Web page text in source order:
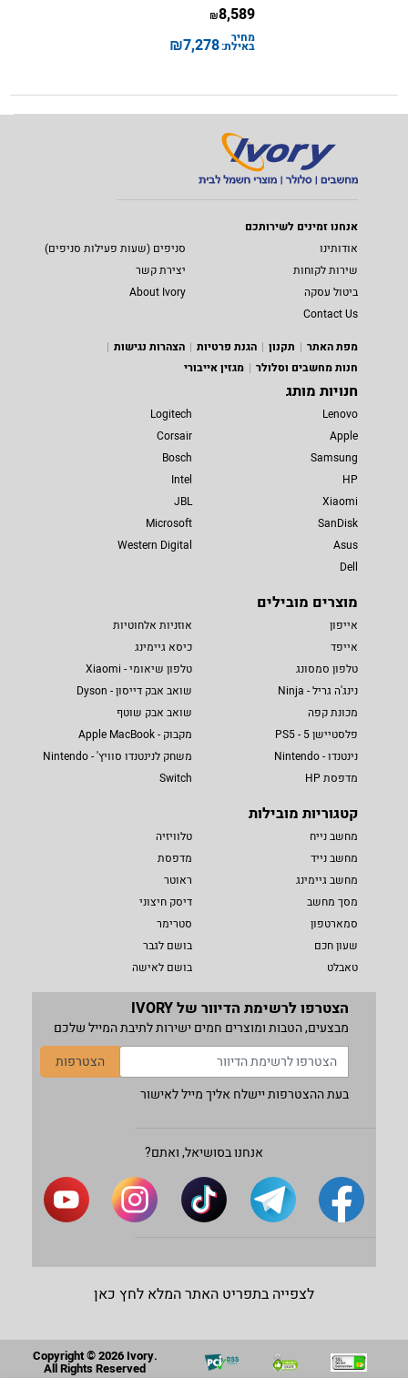
8,589
₪
מחיר
באילת:7,278
₪
אנחנו זמינים לשירותכם
אודותינו
סניפים (שעות פעילות סניפים)
שירות לקוחות
יצירת קשר
ביטול עסקה
About Ivory
Contact Us
מפת האתר
תקנון הגנת פרטיות
הצהרות נגישות
חנות מחשבים וסלולר
מגזין אייבורי
חנויות מותג
Lenovo
Apple
Samsung
HP
Xiaomi
SanDisk
Asus
Dell
Logitech
Corsair
Bosch
Intel
JBL
Microsoft
Western Digital
מוצרים מובילים
אייפון
אייפד
טלפון סמסונג
נינג'ה גריל - Ninja
מכונת קפה
פלסטיישן 5 - PS5
נינטנדו - Nintendo
מדפסת HP
אוזניות אלחוטיות
כיסא גיימינג
טלפון שיאומי - Xiaomi
שואב אבק דייסון - Dyson
שואב אבק שוטף
מקבוק - Apple MacBook
משחק לנינטנדו סוויץ' - Nintendo
Switch
קטגוריות מובילות
מחשב נייח
מחשב נייד
מחשב גיימינג
מסך מחשב
סמארטפון
שעון חכם
טאבלט
טלוויזיה
מדפסת
ראוטר
דיסק חיצוני
סטרימר
בושם לגבר
בושם לאישה
הצטרפו לרשימת הדיוור של IVORY
מבצעים, הטבות ומוצרים חמים ישירות לתיבת המייל שלכם
הצטרפות
בעת ההצטרפות יישלח אליך מייל לאישור
אנחנו בסושיאל, ואתם?
לצפייה בתפריט האתר המלא לחץ כאן
Copyright © 2026 Ivory.
All Rights Reserved